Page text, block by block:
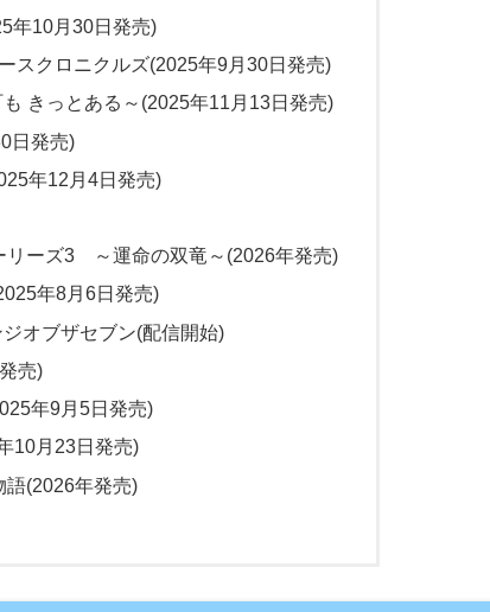
年10月30日発売)
スクロニクルズ(2025年9月30日発売)
きっとある～(2025年11月13日発売)
日発売)
年12月4日発売)
リーズ3 ～運命の双竜～(2026年発売)
年8月6日発売)
オブザセブン(配信開始)
売)
年9月5日発売)
10月23日発売)
語(2026年発売)